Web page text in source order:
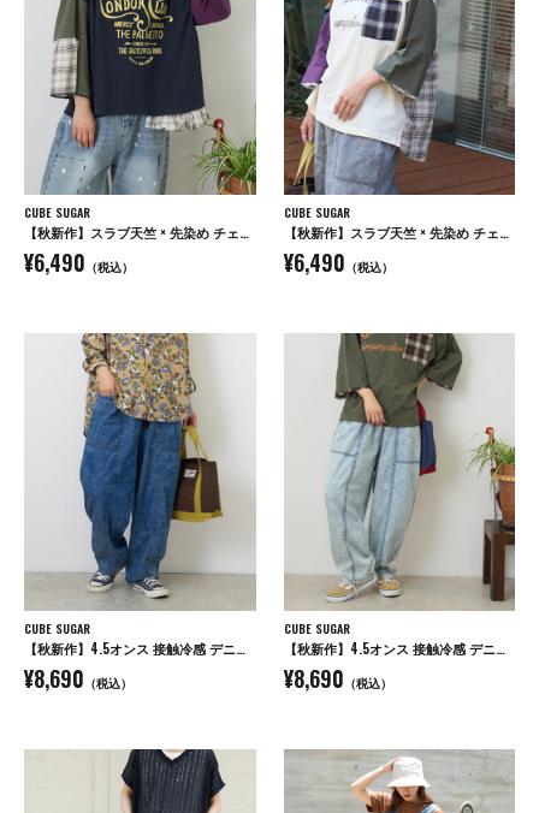
CUBE SUGAR
【秋新作】スラブ天竺 × 先染め チェック 裾フリル リメイク風 プルオーバー Tシャツ
¥6,490 （税込）
CUBE SUGAR
【秋新作】スラブ天竺 × 先染め チェック ポケ付 リメイク風 プルオーバー Tシャツ
¥6,490 （税込）
CUBE SUGAR
【秋新作】4.5オンス 接触冷感 デニム コクーンパンツ
¥8,690 （税込）
CUBE SUGAR
【秋新作】4.5オンス 接触冷感 デニム コクーンパンツ
¥8,690 （税込）